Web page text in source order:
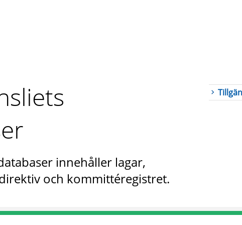
innehåller lagar,
och kommittéregistret.